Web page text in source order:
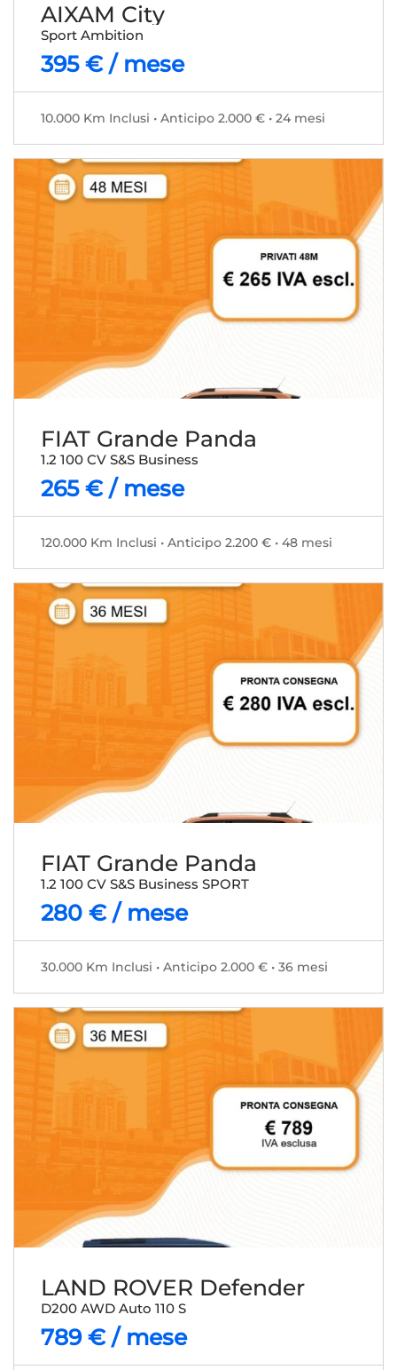
AIXAM City
Sport Ambition
395 € / mese
10.000 Km Inclusi • Anticipo 2.000 € • 24 mesi
FIAT Grande Panda
1.2 100 CV S&S Business
265 € / mese
120.000 Km Inclusi • Anticipo 2.200 € • 48 mesi
FIAT Grande Panda
1.2 100 CV S&S Business SPORT
280 € / mese
30.000 Km Inclusi • Anticipo 2.000 € • 36 mesi
LAND ROVER Defender
D200 AWD Auto 110 S
789 € / mese